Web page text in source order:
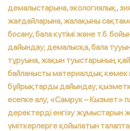
демалыстарына, экологиялық,
жағдайларына, жалақыны
босану, бала күтімі және т.б.
дайындау; демалысқа, бала
тұруына, жақын туыстарының
байланысты материалдық көмек
бұйрықтарды дайындау;
есепке алу; «Самрук – Кызмет»
деректерді енгізу жұмыстарын
үміткерлерге қойылатын